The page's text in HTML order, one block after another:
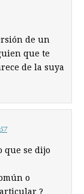
de un
que te
de la suya
que se dijo
o
?